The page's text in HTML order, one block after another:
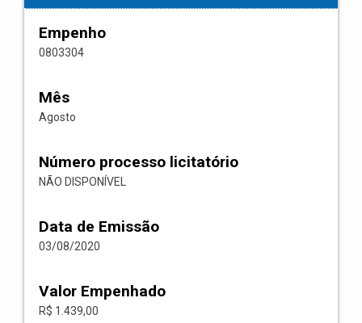
Empenho
0803304
Mês
Agosto
Número processo licitatório
NÃO DISPONÍVEL
Data de Emissão
03/08/2020
Valor Empenhado
R$ 1.439,00